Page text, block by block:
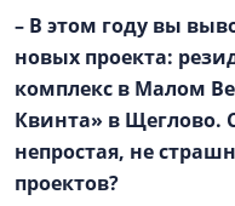
– В этом году вы
новых проекта:
комплекс в Малом
Квинта» в Щеглово.
непростая, не
проектов?